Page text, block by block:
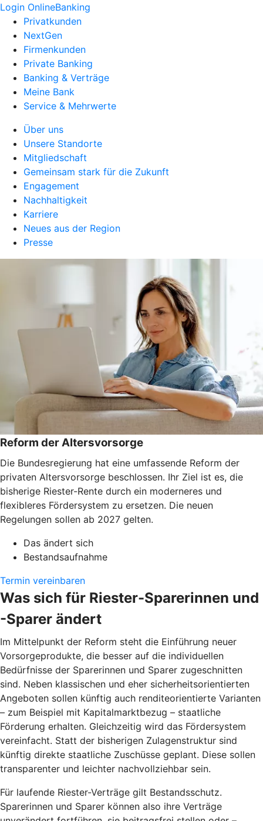
Login OnlineBanking
Privatkunden
NextGen
Firmenkunden
Private Banking
Banking & Verträge
Meine Bank
Service & Mehrwerte
Über uns
Unsere Standorte
Mitgliedschaft
Gemeinsam stark für die Zukunft
Engagement
Nachhaltigkeit
Karriere
Neues aus der Region
Presse
Reform der Altersvorsorge
Die Bundesregierung hat eine umfassende Reform der
privaten Altersvorsorge beschlossen. Ihr Ziel ist es, die
bisherige Riester-Rente durch ein moderneres und
flexibleres Fördersystem zu ersetzen. Die neuen
Regelungen sollen ab 2027 gelten.
Das ändert sich
Bestandsaufnahme
Termin vereinbaren
Was sich für Riester-Sparerinnen und
-Sparer ändert
Im Mittelpunkt der Reform steht die Einführung neuer
Vorsorgeprodukte, die besser auf die individuellen
Bedürfnisse der Sparerinnen und Sparer zugeschnitten
sind. Neben klassischen und eher sicherheitsorientierten
Angeboten sollen künftig auch renditeorientierte Varianten
– zum Beispiel mit Kapitalmarktbezug – staatliche
Förderung erhalten. Gleichzeitig wird das Fördersystem
vereinfacht. Statt der bisherigen Zulagenstruktur sind
künftig direkte staatliche Zuschüsse geplant. Diese sollen
transparenter und leichter nachvollziehbar sein.
Für laufende Riester-Verträge gilt Bestandsschutz.
Sparerinnen und Sparer können also ihre Verträge